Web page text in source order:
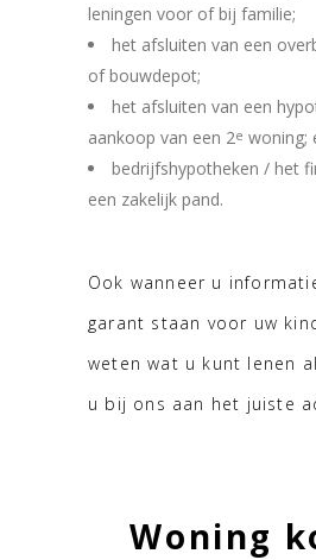
leningen voor of bij familie;
het afsluiten van een
of bouwdepot;
het afsluiten van een
aankoop van een 2e woning;
bedrijfshypotheken / het
een zakelijk pand.
Ook wanneer u
garant staan voor uw
weten wat u kunt lenen
u bij ons aan het juiste
Woning